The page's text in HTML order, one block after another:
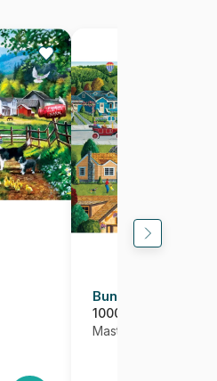
Bungalowville
1000 pièces
Master Pieces